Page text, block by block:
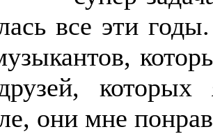
все эти
они мне